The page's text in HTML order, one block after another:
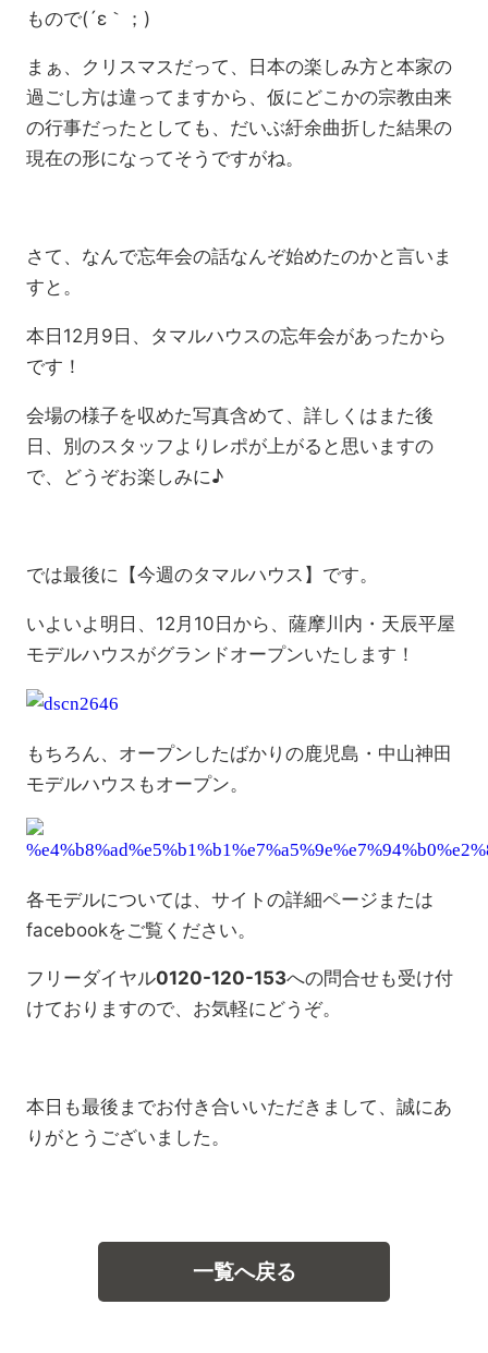
もので(´ε｀；)
まぁ、クリスマスだって、日本の楽しみ方と本家の
過ごし方は違ってますから、仮にどこかの宗教由来
の行事だったとしても、だいぶ紆余曲折した結果の
現在の形になってそうですがね。
さて、なんで忘年会の話なんぞ始めたのかと言いま
すと。
本日12月9日、タマルハウスの忘年会があったから
です！
会場の様子を収めた写真含めて、詳しくはまた後
日、別のスタッフよりレポが上がると思いますの
で、どうぞお楽しみに♪
では最後に【今週のタマルハウス】です。
いよいよ明日、12月10日から、薩摩川内・天辰平屋
モデルハウスがグランドオープンいたします！
もちろん、オープンしたばかりの鹿児島・中山神田
モデルハウスもオープン。
各モデルについては、サイトの詳細ページまたは
facebookをご覧ください。
フリーダイヤル0120-120-153への問合せも受け付
けておりますので、お気軽にどうぞ。
本日も最後までお付き合いいただきまして、誠にあ
りがとうございました。
一覧へ戻る